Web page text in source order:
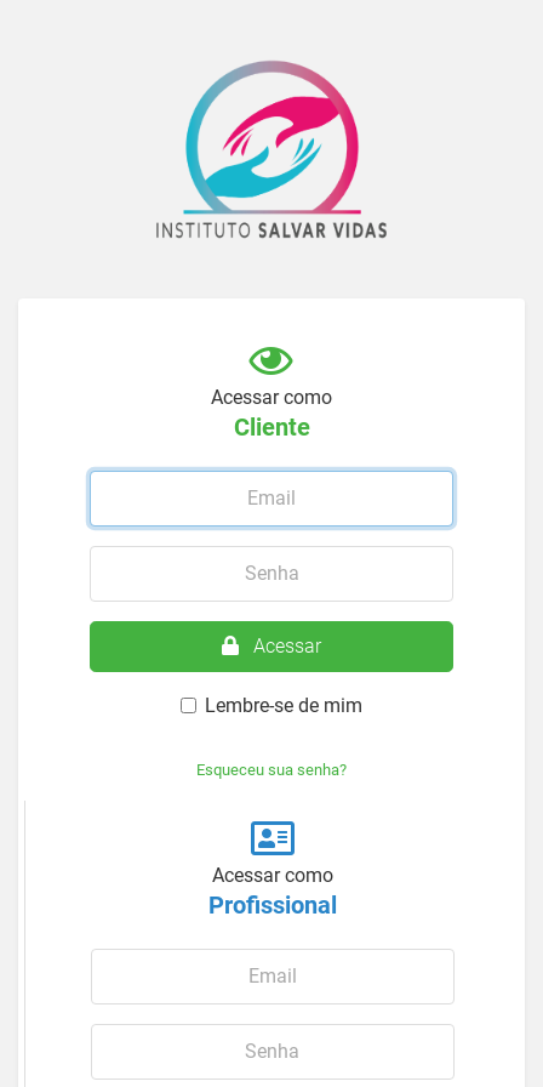
Acessar como
Cliente
Acessar
Lembre-se de mim
Esqueceu sua senha?
Acessar como
Profissional